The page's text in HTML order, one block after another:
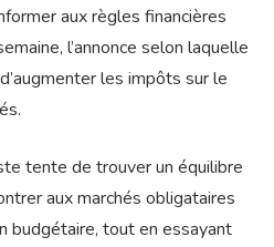
aux règles financières
l’annonce selon laquelle
les impôts sur le
tente de trouver un équilibre
aux marchés obligataires
budgétaire, tout en essayant